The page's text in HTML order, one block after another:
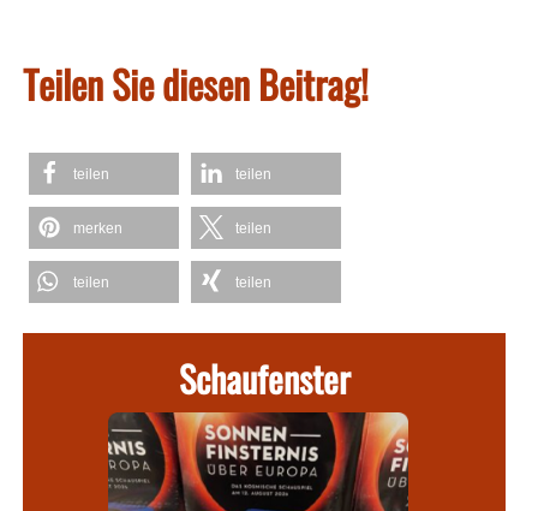
Teilen Sie diesen Beitrag!
teilen teilen
merken teilen
teilen teilen
Schaufenster